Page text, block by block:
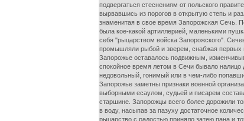
подвергаться стеснениям от польского
вырвавшись из порогов в открытую степь и
знаменитая в свое время Запорожская Сечь.
была кое-какой артиллерией, маленькими
себя "рыцарством войска Запорожского".
промышляли рыбой и зверем, снабжая первых
Запорожье оставалось подвижным,
спокойное время летом в Сечи бывало налицо
недовольный, гонимый или в чем-либо
Запорожье заметны признаки военной
выборными есаулом, судьей и писарем
старшине. Запорожцы всего более дорожили
в воду, насыпав за пазуху достаточное
рыцарство с радостью приняло затею пана и